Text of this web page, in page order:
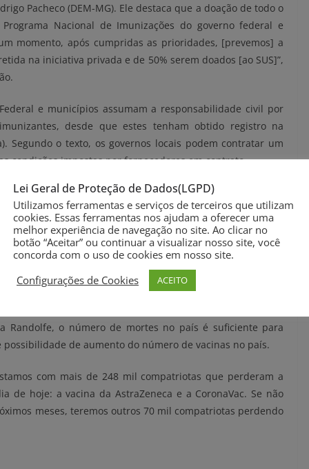
Pacheco (DEM-MG). Ele destaca que a doação de todo o
Nacional de Imunizações do governo federal e
momento, após cumpridas as prioridades, [prevemos] a
na iniciativa privada e de 50% serem doados [ao SUS]”,
e municípios assumam a responsabilidade civil por
desde que estes tenham obtido registro na
Segundo o texto, os governos locais podem contratar um
condições impostas por fornecedores em contrato.
algumas condições impostas pelo laboratório Pfizer
estão a ausência de responsabilização ao laboratório em
colaterais do imunizante. Outra cláusula do contrato, que
que o Brasil renuncie à soberania de seus ativos no
a adquirir vacinas em caráter suplementar, com recursos
próprios. O relator do projeto, Randolfe Rodrigues
Randolfe, o número de mortes no país é suficiente para
de aumento do número de vacinas no país.
com mais de 248 mil compatriotas que perderam a
de hoje: a vacina da AstraZeneca e a CoronaVac. Se não
meses, teremos outros 70 mil compatriotas perdendo
Lei Geral de Proteção de Dados(LGPD)
Utilizamos ferramentas e serviços de terceiros que utilizam
cookies. Essas ferramentas nos ajudam a oferecer uma
melhor experiência de navegação no site. Ao clicar no
botão “Aceitar” ou continuar a visualizar nosso site, você
concorda com o uso de cookies em nosso site.
Configurações de Cookies
ACEITO